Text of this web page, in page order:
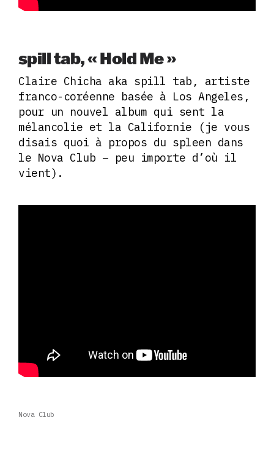
spill tab, « Hold Me »
Claire Chicha aka spill tab, artiste
franco-coréenne basée à Los Angeles,
pour un nouvel album qui sent la
mélancolie et la Californie (je vous
disais quoi à propos du spleen dans
le Nova Club – peu importe d’où il
vient).
Nova Club